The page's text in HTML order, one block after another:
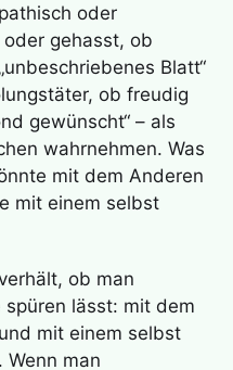
oder
gehasst, ob
Blatt“
ob freudig
gewünscht“ – als
wahrnehmen. Was
mit dem Anderen
mit einem selbst
ob man
lässt: mit dem
mit einem selbst
man